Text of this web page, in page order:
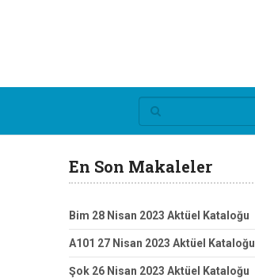
En Son Makaleler
Bim 28 Nisan 2023 Aktüel Kataloğu
A101 27 Nisan 2023 Aktüel Kataloğu
Şok 26 Nisan 2023 Aktüel Kataloğu